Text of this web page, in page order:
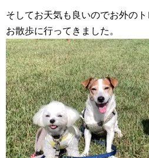
そしてお天気も良いのでお外の
お散歩に行ってきました。